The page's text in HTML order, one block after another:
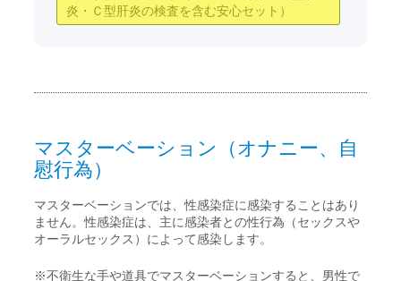
炎・Ｃ型肝炎の検査を含む安心セット）
マスターベーション（オナニー、自
慰行為）
マスターベーションでは、性感染症に感染することはあり
ません。性感染症は、主に感染者との性行為（セックスや
オーラルセックス）によって感染します。
※不衛生な手や道具でマスターベーションすると、男性で